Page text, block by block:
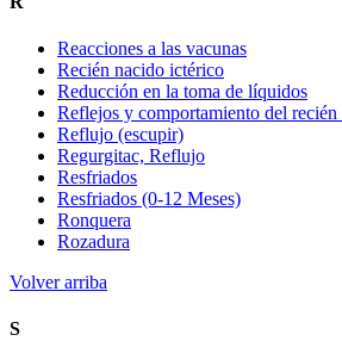
Reacciones a las vacunas
Recién nacido ictérico
Reducción en la toma de líquidos
Reflejos y comportamiento del recién
Reflujo (escupir)
Regurgitac, Reflujo
Resfriados
Resfriados (0-12 Meses)
Ronquera
Rozadura
Volver arriba
S